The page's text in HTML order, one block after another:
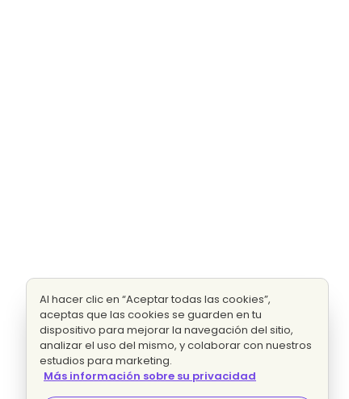
Al hacer clic en “Aceptar todas las cookies”,
aceptas que las cookies se guarden en tu
dispositivo para mejorar la navegación del sitio,
analizar el uso del mismo, y colaborar con nuestros
estudios para marketing.
Más información sobre su privacidad